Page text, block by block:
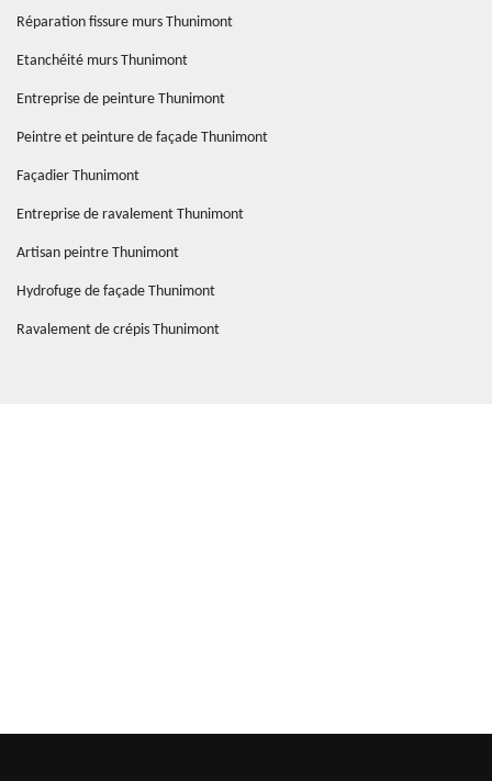
Réparation fissure murs Thunimont
Etanchéité murs Thunimont
Entreprise de peinture Thunimont
Peintre et peinture de façade Thunimont
Façadier Thunimont
Entreprise de ravalement Thunimont
Artisan peintre Thunimont
Hydrofuge de façade Thunimont
Ravalement de crépis Thunimont